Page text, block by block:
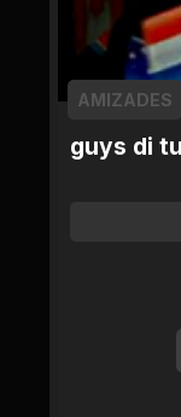
AMIZADES